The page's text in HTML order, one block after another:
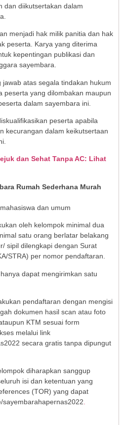
dan diikutsertakan dalam
menjadi hak milik panitia dan hak
peserta. Karya yang diterima
kepentingan publikasi dan
sayembara.
atas segala tindakan hukum
peserta yang dilombakan maupun
dalam sayembara ini.
peserta apabila
kecurangan dalam keikutsertaan
dan Sehat Tanpa AC: Lihat
Rumah Sederhana Murah
dan umum
oleh kelompok minimal dua
satu orang berlatar belakang
sipil dilengkapi dengan Surat
STRA) per nomor pendaftaran.
dapat mengirimkan satu
pendaftaran dengan mengisi
dokumen hasil scan atau foto
KTM sesuai form
melalui link
secara gratis tanpa dipungut
diharapkan sanggup
isi dan ketentuan yang
(TOR) yang dapat
sayembarahapernas2022.